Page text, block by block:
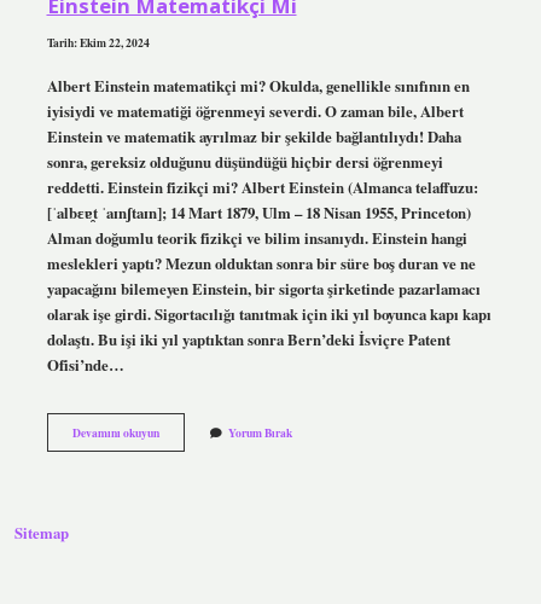
Tarih: Ekim 22, 2024
Albert Einstein matematikçi mi? Okulda, genellikle sınıfının en
iyisiydi ve matematiği öğrenmeyi severdi. O zaman bile, Albert
Einstein ve matematik ayrılmaz bir şekilde bağlantılıydı! Daha
sonra, gereksiz olduğunu düşündüğü hiçbir dersi öğrenmeyi
reddetti. Einstein fizikçi mi? Albert Einstein (Almanca telaffuzu:
[ˈalbɛɐ̯t ˈaɪnʃtaɪn]; 14 Mart 1879, Ulm – 18 Nisan 1955, Princeton)
Alman doğumlu teorik fizikçi ve bilim insanıydı. Einstein hangi
meslekleri yaptı? Mezun olduktan sonra bir süre boş duran ve ne
yapacağını bilemeyen Einstein, bir sigorta şirketinde pazarlamacı
olarak işe girdi. Sigortacılığı tanıtmak için iki yıl boyunca kapı kapı
dolaştı. Bu işi iki yıl yaptıktan sonra Bern’deki İsviçre Patent
Ofisi’nde…
Devamını okuyunEinstein
Matematikçi
Yorum Bırak
Sitemap